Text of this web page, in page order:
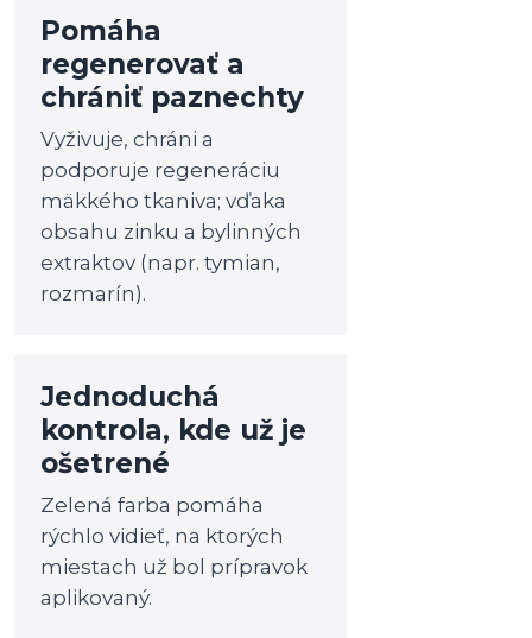
Pomáha
regenerovať a
chrániť paznechty
Vyživuje, chráni a
podporuje regeneráciu
mäkkého tkaniva; vďaka
obsahu zinku a bylinných
extraktov (napr. tymian,
rozmarín).
Jednoduchá
kontrola, kde už je
ošetrené
Zelená farba pomáha
rýchlo vidieť, na ktorých
miestach už bol prípravok
aplikovaný.